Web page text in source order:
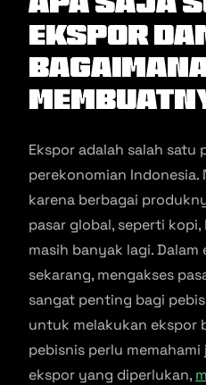
Ekspor
Ekspor adalah salah satu
perekonomian Indonesia.
karena berbagai
pasar global, seperti
masih banyak lagi.
sekarang, mengakses
sangat penting bagi
untuk melakukan ekspor
pebisnis perlu
ekspor yang diperlukan,